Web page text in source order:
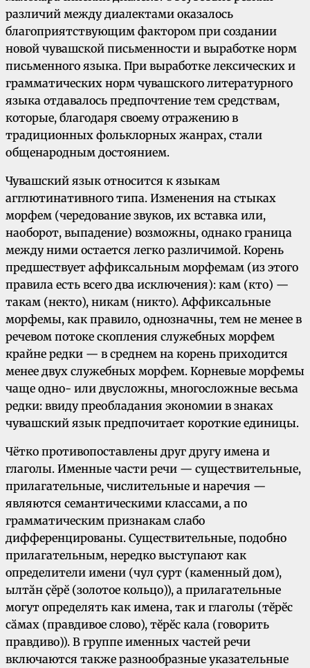
различий между диалектами оказалось
благоприятствующим фактором при создании
новой чувашской письменности и выработке норм
письменного языка. При выработке лексических и
грамматических норм чувашского литературного
языка отдавалось предпочтение тем средствам,
которые, благодаря своему отражению в
традиционных фольклорных жанрах, стали
общенародным достоянием.
Чувашский язык относится к языкам
агглютинативного типа. Изменения на стыках
морфем (чередование звуков, их вставка или,
наоборот, выпадение) возможны, однако граница
между ними остается легко различимой. Корень
предшествует аффиксальным морфемам (из этого
правила есть всего два исключения): кам (кто) —
такам (некто), никам (никто). Аффиксальные
морфемы, как правило, однозначны, тем не менее в
речевом потоке скопления служебных морфем
крайне редки — в среднем на корень приходится
менее двух служебных морфем. Корневые морфемы
чаще одно- или двусложны, многосложные весьма
редки: ввиду преобладания экономии в знаках
чувашский язык предпочитает короткие единицы.
Чётко противопоставлены друг другу имена и
глаголы. Именные части речи — существительные,
прилагательные, числительные и наречия —
являются семантическими классами, а по
грамматическим признакам слабо
дифференцированы. Существительные, подобно
прилагательным, нередко выступают как
определители имени (чул ҫурт (каменный дом),
ылтӑн ҫӗрӗ (золотое кольцо)), а прилагательные
могут определять как имена, так и глаголы (тӗрӗс
сӑмах (правдивое слово), тӗрӗс кала (говорить
правдиво)). В группе именных частей речи
включаются также разнообразные указательные